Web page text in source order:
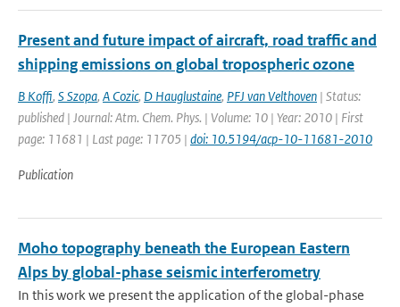
Present and future impact of aircraft, road traffic and
shipping emissions on global tropospheric ozone
B Koffi, S Szopa, A Cozic, D Hauglustaine, PFJ van Velthoven | Status:
published | Journal: Atm. Chem. Phys. | Volume: 10 | Year: 2010 | First
page: 11681 | Last page: 11705 | doi: 10.5194/acp-10-11681-2010
Publication
Moho topography beneath the European Eastern
Alps by global-phase seismic interferometry
In this work we present the application of the global-phase